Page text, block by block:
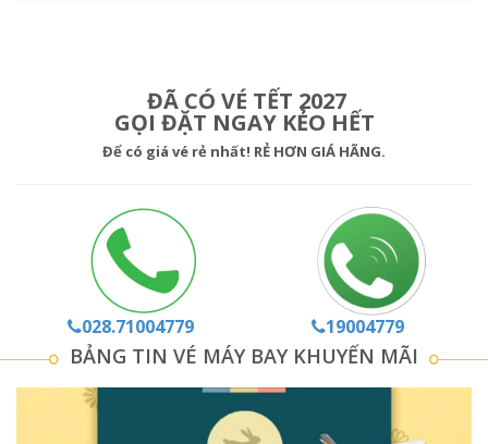
ĐÃ CÓ VÉ TẾT 2027
GỌI ĐẶT NGAY KẺO HẾT
Để có giá vé rẻ nhất! RẺ HƠN GIÁ HÃNG.
028.71004779 19004779
BẢNG TIN VÉ MÁY BAY KHUYẾN MÃI